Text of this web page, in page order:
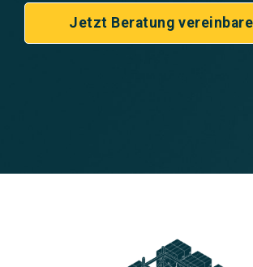
Jetzt Beratung